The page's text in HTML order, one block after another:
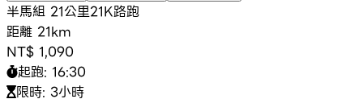
半馬組 21公里21K路跑
距離 21km
NT$ 1,090
起跑: 16:30
限時: 3小時